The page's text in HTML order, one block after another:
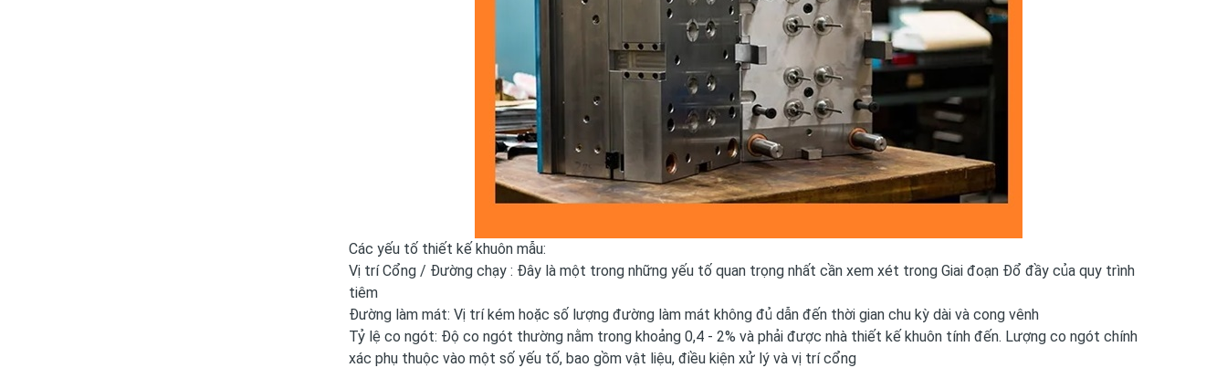
Các yếu tố thiết kế khuôn mẫu:
Vị trí Cổng / Đường chạy : Đây là một trong những yếu tố quan trọng nhất cần xem xét trong Giai đoạn Đổ đầy của quy trình
tiêm
Đường làm mát: Vị trí kém hoặc số lượng đường làm mát không đủ dẫn đến thời gian chu kỳ dài và cong vênh
Tỷ lệ co ngót: Độ co ngót thường nằm trong khoảng 0,4 - 2% và phải được nhà thiết kế khuôn tính đến. Lượng co ngót chính
xác phụ thuộc vào một số yếu tố, bao gồm vật liệu, điều kiện xử lý và vị trí cổng